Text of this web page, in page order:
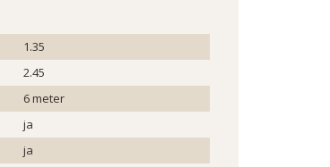
1.35
2.45
6 meter
ja
ja